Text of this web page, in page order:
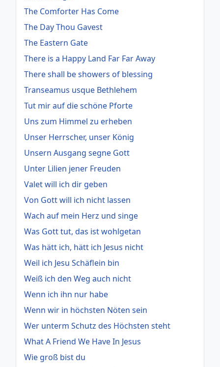
The Comforter Has Come
The Day Thou Gavest
The Eastern Gate
There is a Happy Land Far Far Away
There shall be showers of blessing
Transeamus usque Bethlehem
Tut mir auf die schöne Pforte
Uns zum Himmel zu erheben
Unser Herrscher, unser König
Unsern Ausgang segne Gott
Unter Lilien jener Freuden
Valet will ich dir geben
Von Gott will ich nicht lassen
Wach auf mein Herz und singe
Was Gott tut, das ist wohlgetan
Was hätt ich, hätt ich Jesus nicht
Weil ich Jesu Schäflein bin
Weiß ich den Weg auch nicht
Wenn ich ihn nur habe
Wenn wir in höchsten Nöten sein
Wer unterm Schutz des Höchsten steht
What A Friend We Have In Jesus
Wie groß bist du